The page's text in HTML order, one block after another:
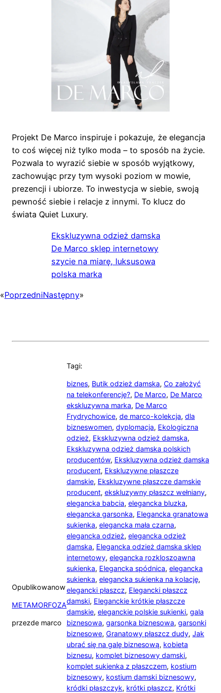
Projekt De Marco inspiruje i pokazuje, że elegancja
to coś więcej niż tylko moda – to sposób na życie.
Pozwala to wyrazić siebie w sposób wyjątkowy,
zachowując przy tym wysoki poziom w mowie,
prezencji i ubiorze. To inwestycja w siebie, swoją
pewność siebie i relacje z innymi. To klucz do
świata Quiet Luxury.
Ekskluzywna odzież damska
De Marco sklep internetowy
szycie na miarę, luksusowa
polska marka
«PoprzedniNastępny»
Opublikowanow
METAMORFOZA
przezde marco
Tagi:
biznes, Butik odzież damska, Co założyć
na telekonferencję?, De Marco, De Marco
ekskluzywna marka, De Marco
Frydrychowice, de marco-kolekcja, dla
bizneswomen, dyplomacja, Ekologiczna
odzież, Ekskluzywna odzież damska,
Ekskluzywna odzież damska polskich
producentów, Ekskluzywna odzież damska
producent, Ekskluzywne płaszcze
damskie, Ekskluzywne płaszcze damskie
producent, ekskluzywny płaszcz wełniany,
elegancka babcia, elegancka bluzka,
elegancka garsonka, Elegancka granatowa
sukienka, elegancka mała czarna,
elegancka odzież, elegancka odzież
damska, Elegancka odzież damska sklep
internetowy, elegancka rozkloszoawna
sukienka, Elegancka spódnica, elegancka
sukienka, elegancka sukienka na kolację,
elegancki płaszcz, Elegancki płaszcz
damski, Eleganckie krótkie płaszcze
damskie, eleganckie polskie sukienki, gala
biznesowa, garsonka biznesowa, garsonki
biznesowe, Granatowy płaszcz dudy, Jak
ubrać się na galę biznesową, kobieta
biznesu, komplet biznesowy damski,
komplet sukienka z płaszczem, kostium
biznesowy, kostium damski biznesowy,
kródki płaszczyk, krótki płaszcz, Krótki